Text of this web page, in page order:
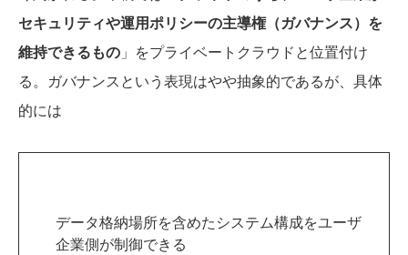
セキュリティや運用ポリシーの主導権（ガバナンス）を
維持できるもの 」をプライベートクラウドと位置付け
る。ガバナンスという表現はやや抽象的であるが、具体
的には
データ格納場所を含めたシステム構成をユーザ
企業側が制御できる